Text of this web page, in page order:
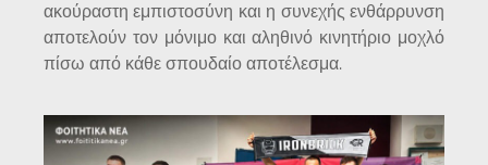
ακούραστη εμπιστοσύνη και η συνεχής ενθάρρυνση
αποτελούν τον μόνιμο και αληθινό κινητήριο μοχλό
πίσω από κάθε σπουδαίο αποτέλεσμα.